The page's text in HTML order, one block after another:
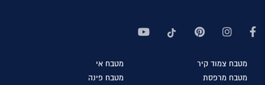
מטבח אי מטבח צמוד קיר
מטבח פינה מטבח מרפסת